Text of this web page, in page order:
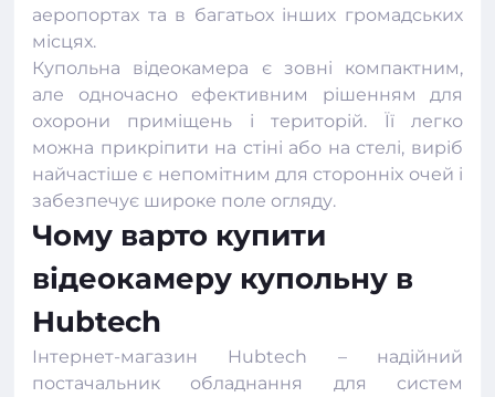
аеропортах та в багатьох інших громадських
місцях.
Купольна відеокамера є зовні компактним,
але одночасно ефективним рішенням для
охорони приміщень і територій. Її легко
можна прикріпити на стіні або на стелі, виріб
найчастіше є непомітним для сторонніх очей і
забезпечує широке поле огляду.
Чому варто купити
відеокамеру купольну в
Hubtech
Інтернет-магазин Hubtech – надійний
постачальник обладнання для систем